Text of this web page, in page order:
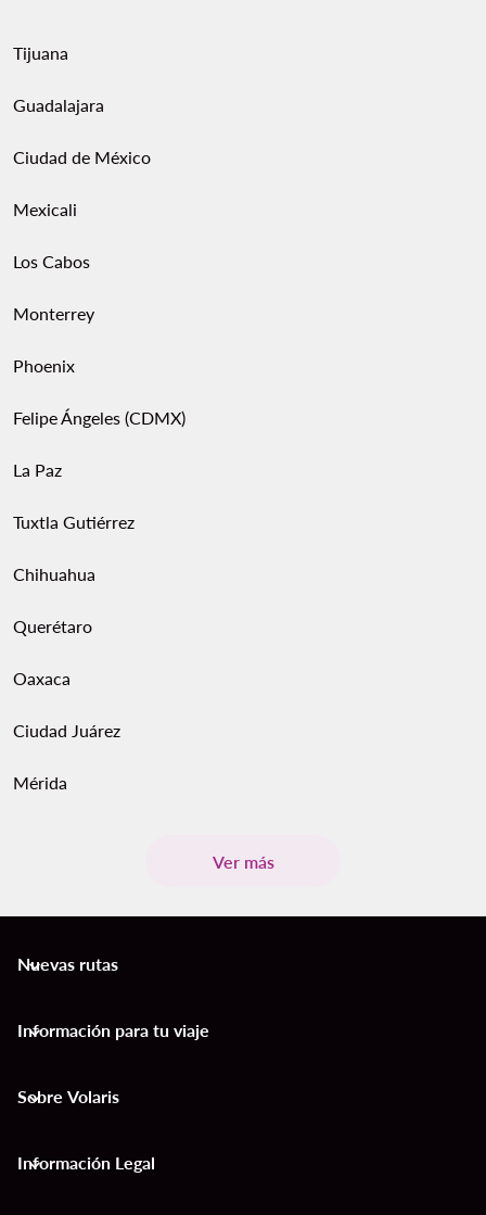
Tijuana
Guadalajara
Ciudad de México
Mexicali
Los Cabos
Monterrey
Phoenix
Felipe Ángeles (CDMX)
La Paz
Tuxtla Gutiérrez
Chihuahua
Querétaro
Oaxaca
Ciudad Juárez
Mérida
Ver más
Nuevas rutas
keyboard_arrow_down
Información para tu viaje
keyboard_arrow_down
Sobre Volaris
keyboard_arrow_down
Información Legal
keyboard_arrow_down